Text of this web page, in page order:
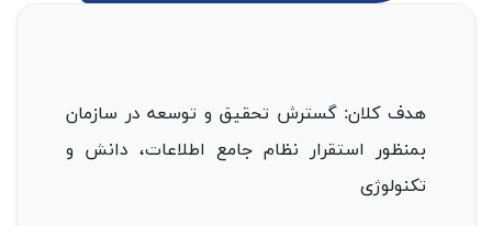
هدف کلان: گسترش تحقیق و توسعه در سازمان
بمنظور استقرار نظام جامع اطلاعات، دانش و
تکنولوژی